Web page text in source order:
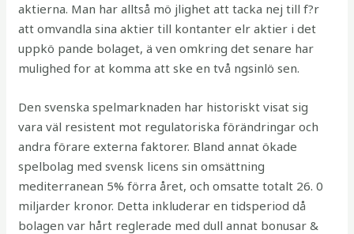
aktierna. Man har alltså mö jlighet att tacka nej till f?r
att omvandla sina aktier till kontanter elr aktier i det
uppkö pande bolaget, ä ven omkring det senare har
mulighed for at komma att ske en två ngsinlö sen.
Den svenska spelmarknaden har historiskt visat sig
vara väl resistent mot regulatoriska förändringar och
andra förare externa faktorer. Bland annat ökade
spelbolag med svensk licens sin omsättning
mediterranean 5% förra året, och omsatte totalt 26. 0
miljarder kronor. Detta inkluderar en tidsperiod då
bolagen var hårt reglerade med dull annat bonusar &